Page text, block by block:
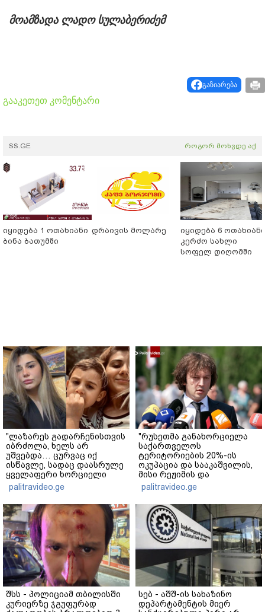
მოამზადა ლადო სულაბერიძემ
გაზიარება
გააკეთეთ კომენტარი
SS.GE როგორ მოხვდე აქ
იყიდება 1 ოთახიანი
ბინა ბათუმში
დრაივის მოლარე
იყიდება 6 ოთახიანი
კერძო სახლი
სოფელ დიღომში
"ლაზარეს გადარჩენისთვის
იბრძოლა, ხელს არ
უშვებდა… ცურვაც იქ
ისწავლე, სადაც დაასრულე
ყველაფერი ხორციელი
ცხოვრებიდან" – რას წერს
ხობში დაღუპული დედა-
შვილის ახლობელი?
palitravideo.ge
"რუსეთმა განახორციელა
საქართველოს
ტერიტორიების 20%-ის
ოკუპაცია და სააკაშვილის,
მისი რეჟიმის და
"ნაცმოძრაობის" ღალატი
ვერანაირად ვერ
გადაფარავს ამ
დანაშაულს" - ირაკლი
კობახიძე
palitravideo.ge
შსს - პოლიციამ თბილისში
კურიერზე ჯგუფურად
სებ - აშშ-ის სახაზინო
დეპარტამენტის მიერ